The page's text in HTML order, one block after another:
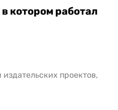
котором работал
проектов,